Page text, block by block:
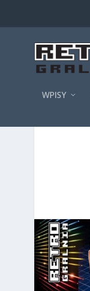
WPISY